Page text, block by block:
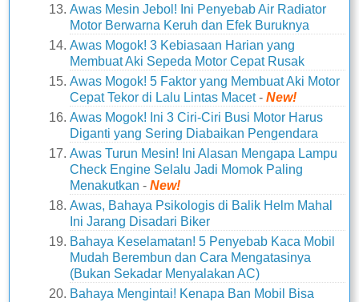
Awas Mesin Jebol! Ini Penyebab Air Radiator
Motor Berwarna Keruh dan Efek Buruknya
Awas Mogok! 3 Kebiasaan Harian yang
Membuat Aki Sepeda Motor Cepat Rusak
Awas Mogok! 5 Faktor yang Membuat Aki Motor
Cepat Tekor di Lalu Lintas Macet-New!
Awas Mogok! Ini 3 Ciri-Ciri Busi Motor Harus
Diganti yang Sering Diabaikan Pengendara
Awas Turun Mesin! Ini Alasan Mengapa Lampu
Check Engine Selalu Jadi Momok Paling
Menakutkan -New!
Awas, Bahaya Psikologis di Balik Helm Mahal
Ini Jarang Disadari Biker
Bahaya Keselamatan! 5 Penyebab Kaca Mobil
Mudah Berembun dan Cara Mengatasinya
(Bukan Sekadar Menyalakan AC)
Bahaya Mengintai! Kenapa Ban Mobil Bisa